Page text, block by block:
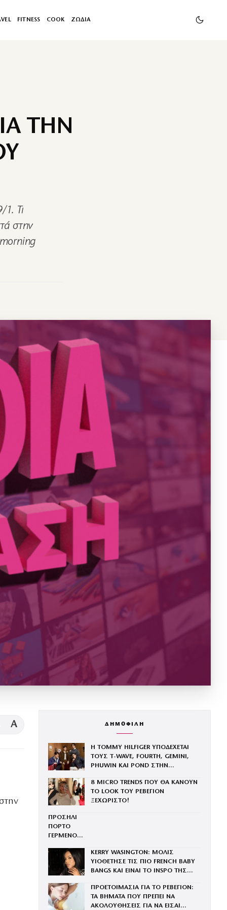
FITNESS COOK ΖΩΔΙΑ
ΤΗΝ
1. Τι
στην
A ΔΗΜΟΦΙΛΗ
Η TOMMY HILFIGER ΥΠΟΔΕΧΕΤΑΙ
ΤΟΥΣ Τ-WAVE, FOURTH, GEMINI,
PHUWIN ΚΑΙ POND ΣΤΗΝ
8 MICRO TRENDS ΠΟΥ ΘΑ ΚΑΝΟΥΝ
ΤΟ LOOK ΤΟΥ ΡΕΒΕΓΙΟΝ
ΞΕΧΩΡΙΣΤΟ!
ΠΡΟΣΗΛΙ
ΠΟΡΤΟ
ΓΕΡΜΕΝΟ:
ΕΙΚΟΝΑ
ΠΛΕΟΝ
ΣΤΟ
ΠΑΡΕΛΘΟΝ
KERRY WASINGTON: ΜΟΛΙΣ
ΥΙΟΘΕΤΗΣΕ ΤΙΣ ΠΙΟ FRENCH BABY
BANGS ΚΑΙ ΕΙΝΑΙ ΤΟ INSPO ΤΗΣ
ΠΡΟΕΤΟΙΜΑΣΙΑ ΓΙΑ ΤΟ ΡΕΒΕΓΙΟΝ:
ΤΑ ΒΗΜΑΤΑ ΠΟΥ ΠΡΕΠΕΙ ΝΑ
ΑΚΟΛΟΥΘΗΣΕΙΣ ΓΙΑ ΝΑ ΕΙΣΑΙ